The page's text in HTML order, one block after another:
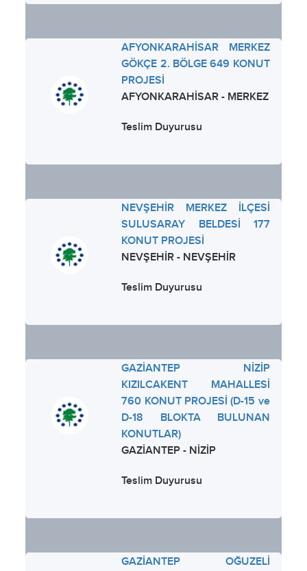
AFYONKARAHİSAR MERKEZ
GÖKÇE 2. BÖLGE 649 KONUT
PROJESİ
AFYONKARAHİSAR - MERKEZ
Teslim Duyurusu
NEVŞEHİR MERKEZ İLÇESİ
SULUSARAY BELDESİ 177
KONUT PROJESİ
NEVŞEHİR - NEVŞEHİR
Teslim Duyurusu
GAZİANTEP NİZİP
KIZILCAKENT MAHALLESİ
760 KONUT PROJESİ (D-15 ve
D-18 BLOKTA BULUNAN
KONUTLAR)
GAZİANTEP - NİZİP
Teslim Duyurusu
GAZİANTEP OĞUZELİ